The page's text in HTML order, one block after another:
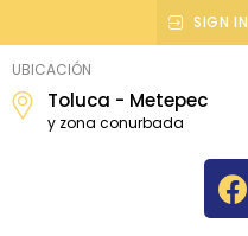
SIGN IN
topografiatoluca
UBICACIÓN
Toluca - Metepec
y zona conurbada